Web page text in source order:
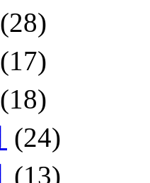
(28)
(17)
(18)
(24)
(13)